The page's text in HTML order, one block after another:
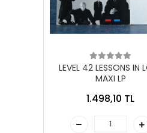
LEVEL 42 LESSONS IN
MAXI LP
1.498,10 TL